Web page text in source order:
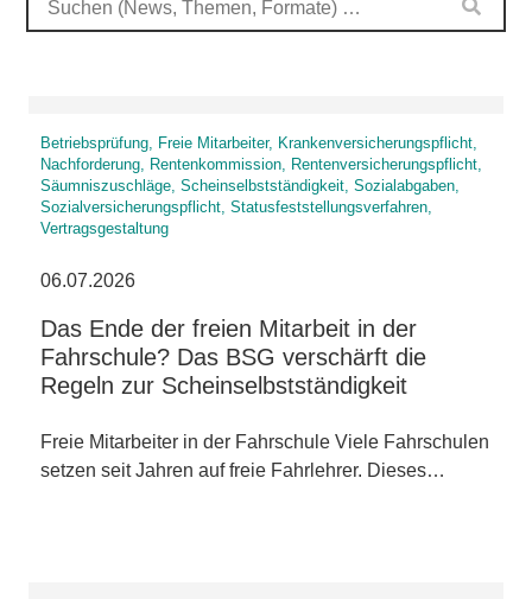
Betriebsprüfung, Freie Mitarbeiter, Krankenversicherungspflicht,
Nachforderung, Rentenkommission, Rentenversicherungspflicht,
Säumniszuschläge, Scheinselbstständigkeit, Sozialabgaben,
Sozialversicherungspflicht, Statusfeststellungsverfahren,
Vertragsgestaltung
06.07.2026
Das Ende der freien Mitarbeit in der
Fahrschule? Das BSG verschärft die
Regeln zur Scheinselbstständigkeit
Freie Mitarbeiter in der Fahrschule Viele Fahrschulen
setzen seit Jahren auf freie Fahrlehrer. Dieses…